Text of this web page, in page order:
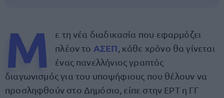
Μ
ε τη νέα διαδικασία που εφαρμόζει
πλέον το ΑΣΕΠ , κάθε χρόνο θα γίνεται
ένας πανελλήνιος γραπτός
διαγωνισμός για του υποψήφιους που θέλουν να
προσληφθούν στο Δημόσιο, είπε στην ΕΡΤ η ΓΓ